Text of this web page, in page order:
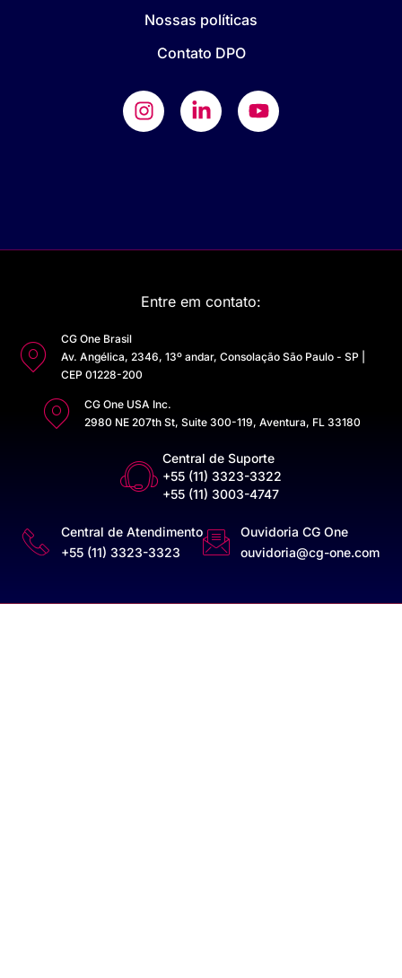
Nossas políticas
Contato DPO
Entre em contato:
CG One Brasil
Av. Angélica, 2346, 13º andar, Consolação São Paulo - SP |
CEP 01228-200
CG One USA Inc.
2980 NE 207th St, Suite 300-119, Aventura, FL 33180
Central de Suporte
+55 (11) 3323-3322
+55 (11) 3003-4747
Central de Atendimento
+55 (11) 3323-3323
Ouvidoria CG One
ouvidoria@cg-one.com